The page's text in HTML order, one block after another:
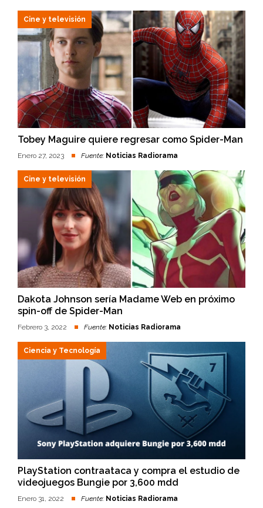
Cine y televisión
Tobey Maguire quiere regresar como Spider-Man
Enero 27, 2023 Fuente: Noticias Radiorama
Cine y televisión
Dakota Johnson sería Madame Web en próximo
spin-off de Spider-Man
Febrero 3, 2022 Fuente: Noticias Radiorama
Ciencia y Tecnología
PlayStation contraataca y compra el estudio de
videojuegos Bungie por 3,600 mdd
Enero 31, 2022 Fuente: Noticias Radiorama